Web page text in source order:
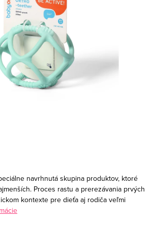
navrhnutá skupina produktov, ktoré
Proces rastu a prerezávania prvých
kontexte pre dieťa aj rodiča veľmi